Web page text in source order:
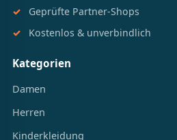
Geprüfte Partner-Shops
Kostenlos & unverbindlich
Kategorien
Damen
Herren
Kinderkleidung